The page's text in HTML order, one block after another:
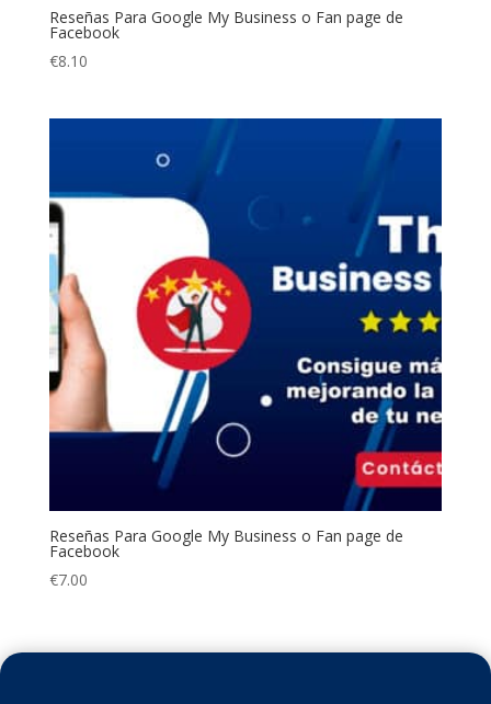
Reseñas Para Google My Business o Fan page de
Facebook
€8.10
Reseñas Para Google My Business o Fan page de
Facebook
€7.00